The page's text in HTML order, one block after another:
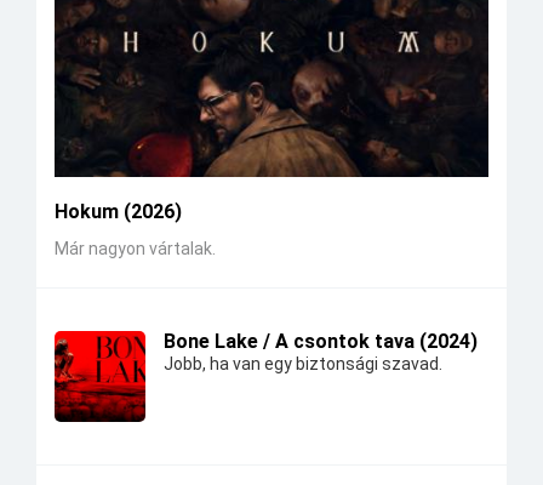
Hokum (2026)
Már nagyon vártalak.
Bone Lake / A csontok tava (2024)
Jobb, ha van egy biztonsági szavad.